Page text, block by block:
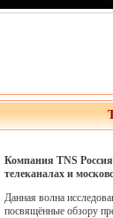
Компания TNS Россия
телеканалах и
Данная волна
посвящённые обзору